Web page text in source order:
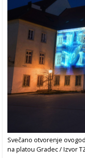
Svečano otvorenje
na platou Gradec / Izvor